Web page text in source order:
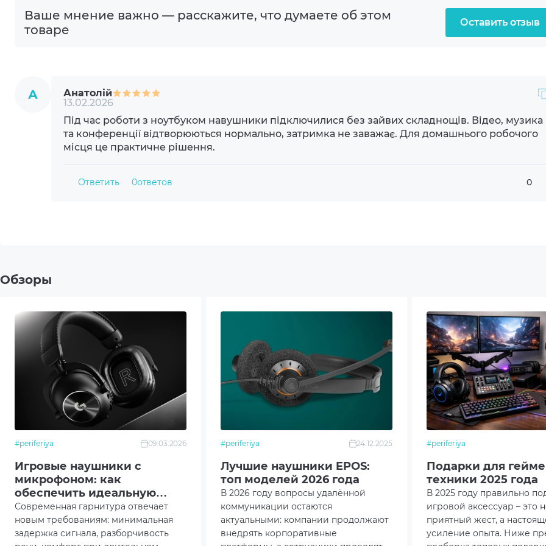
Конструкция микрофона Скрытый
Материал корпуса
Материал амбушюр Силикон
Дополнительно
Комплектация Кабель USB - Type-C
Упаковка
Руководство пользователя
Гарантийный талон
Зарядный кейс
Ваше мнение важно — расскажите, что думаете об этом
товаре
Оставить отзыв
А
Анатолій
13.02.2026
Під час роботи з ноутбуком навушники підключилися без зайвих складнощів. Відео, музика
та конференції відтворюються нормально, затримка не заважає. Для домашнього робочого
місця це практичне рішення.
Ответить 0ответов 0
Обзоры
#periferiya 09.03.2026
Игровые наушники с
микрофоном: как
обеспечить идеальную
командную коммуникацию
Современная гарнитура отвечает
новым требованиям: минимальная
задержка сигнала, разборчивость
#periferiya 24.12.2025
Лучшие наушники EPOS:
топ моделей 2026 года
В 2026 году вопросы удалённой
коммуникации остаются
актуальными: компании продолжают
внедрять корпоративные
#periferiya
Подарки для
техники 2025 года
В 2025 году правильно
игровой аксессуар – это
приятный жест, а
усиление опыта. Ниже